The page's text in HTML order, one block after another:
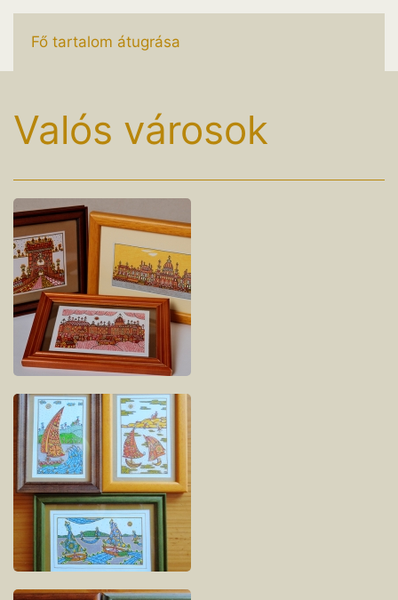
Fő tartalom átugrása
Valós városok